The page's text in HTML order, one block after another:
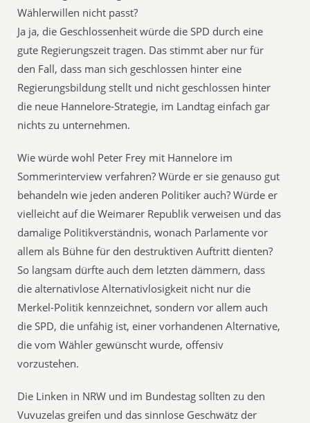
Wählerwillen nicht passt?
Ja ja, die Geschlossenheit würde die SPD durch eine
gute Regierungszeit tragen. Das stimmt aber nur für
den Fall, dass man sich geschlossen hinter eine
Regierungsbildung stellt und nicht geschlossen hinter
die neue Hannelore-Strategie, im Landtag einfach gar
nichts zu unternehmen.
Wie würde wohl Peter Frey mit Hannelore im
Sommerinterview verfahren? Würde er sie genauso gut
behandeln wie jeden anderen Politiker auch? Würde er
vielleicht auf die Weimarer Republik verweisen und das
damalige Politikverständnis, wonach Parlamente vor
allem als Bühne für den destruktiven Auftritt dienten?
So langsam dürfte auch dem letzten dämmern, dass
die alternativlose Alternativlosigkeit nicht nur die
Merkel-Politik kennzeichnet, sondern vor allem auch
die SPD, die unfähig ist, einer vorhandenen Alternative,
die vom Wähler gewünscht wurde, offensiv
vorzustehen.
Die Linken in NRW und im Bundestag sollten zu den
Vuvuzelas greifen und das sinnlose Geschwätz der